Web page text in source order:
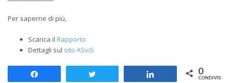
Per saperne di più,
Scarica il Rapporto
Dettagli sul sito ASviS
0